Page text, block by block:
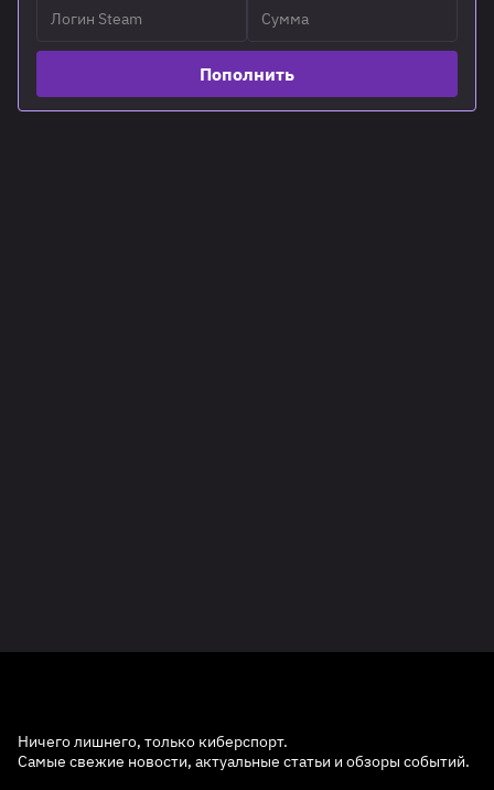
Пополнить
Ничего лишнего, только киберспорт.
Самые свежие новости, актуальные статьи и обзоры событий.